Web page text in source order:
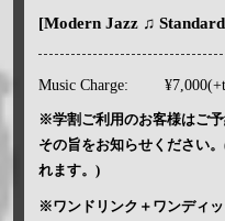
[Modern Jazz ♫
Music Charge:
※学割ご利用のお客様はご
その旨をお知らせください
れます。)
※ワンドリンク＋ワンディ